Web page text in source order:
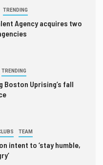
TRENDING
Agency acquires two
TRENDING
Boston Uprising’s fall
TEAM
intent to ‘stay humble,